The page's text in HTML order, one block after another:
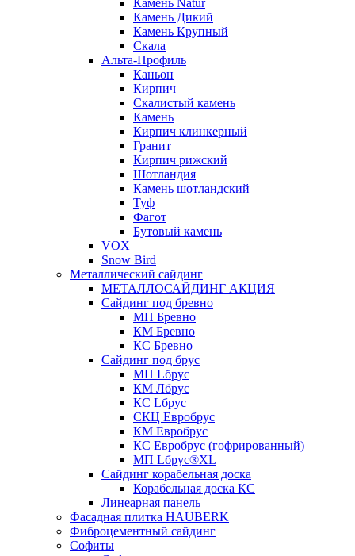
Камень Natur
Камень Дикий
Камень Крупный
Скала
Альта-Профиль
Каньон
Кирпич
Скалистый камень
Камень
Кирпич клинкерный
Гранит
Кирпич рижский
Шотландия
Камень шотландский
Туф
Фагот
Бутовый камень
VOX
Snow Bird
Металлический сайдинг
МЕТАЛЛОСАЙДИНГ АКЦИЯ
Сайдинг под бревно
МП Бревно
КМ Бревно
КС Бревно
Сайдинг под брус
МП Lбрус
КМ Лбрус
КС Lбрус
СКЦ Евробрус
КМ Евробрус
КС Евробрус (гофрированный)
МП Lбрус®XL
Сайдинг корабельная доска
Корабельная доска КС
Линеарная панель
Фасадная плитка HAUBERK
Фиброцементный сайдинг
Софиты